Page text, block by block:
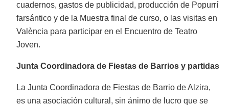
cuadernos, gastos de publicidad, producción de Popurrí
farsántico y de la Muestra final de curso, o las visitas en
València para participar en el Encuentro de Teatro
Joven.
Junta Coordinadora de Fiestas de Barrios y partidas
La Junta Coordinadora de Fiestas de Barrio de Alzira,
es una asociación cultural, sin ánimo de lucro que se